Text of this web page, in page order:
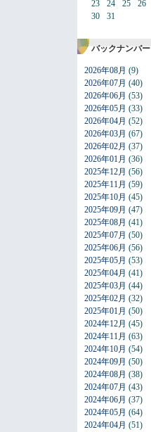
23
30
24
31
25
26
バックナンバー
2026年08月 (9)
2026年07月 (40)
2026年06月 (53)
2026年05月 (33)
2026年04月 (52)
2026年03月 (67)
2026年02月 (37)
2026年01月 (36)
2025年12月 (56)
2025年11月 (59)
2025年10月 (45)
2025年09月 (47)
2025年08月 (41)
2025年07月 (50)
2025年06月 (56)
2025年05月 (53)
2025年04月 (41)
2025年03月 (44)
2025年02月 (32)
2025年01月 (50)
2024年12月 (45)
2024年11月 (63)
2024年10月 (54)
2024年09月 (50)
2024年08月 (38)
2024年07月 (43)
2024年06月 (37)
2024年05月 (64)
2024年04月 (51)